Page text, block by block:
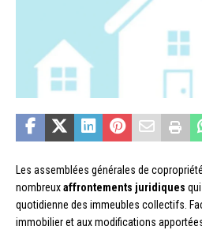
Les assemblées générales de
nombreuxaffrontements juridiques
quotidienne des immeubles collectifs.
immobilier et aux modifications